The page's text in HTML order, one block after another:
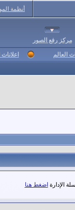
أنظمة
مركز رفع الصور
العالم
الإدارة اضغط هنا